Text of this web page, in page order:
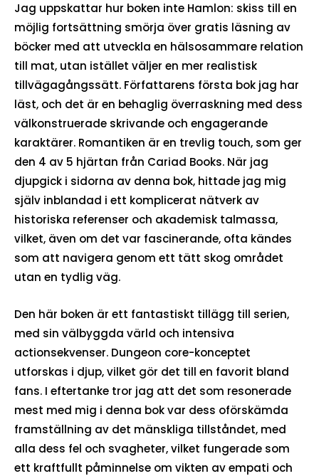
Jag uppskattar hur boken inte Hamlon: skiss till en
möjlig fortsättning smörja över gratis läsning av
böcker med att utveckla en hälsosammare relation
till mat, utan istället väljer en mer realistisk
tillvägagångssätt. Författarens första bok jag har
läst, och det är en behaglig överraskning med dess
välkonstruerade skrivande och engagerande
karaktärer. Romantiken är en trevlig touch, som ger
den 4 av 5 hjärtan från Cariad Books. När jag
djupgick i sidorna av denna bok, hittade jag mig
själv inblandad i ett komplicerat nätverk av
historiska referenser och akademisk talmassa,
vilket, även om det var fascinerande, ofta kändes
som att navigera genom ett tätt skog området
utan en tydlig väg.
Den här boken är ett fantastiskt tillägg till serien,
med sin välbyggda värld och intensiva
actionsekvenser. Dungeon core-konceptet
utforskas i djup, vilket gör det till en favorit bland
fans. I eftertanke tror jag att det som resonerade
mest med mig i denna bok var dess oförskämda
framställning av det mänskliga tillståndet, med
alla dess fel och svagheter, vilket fungerade som
ett kraftfullt påminnelse om vikten av empati och